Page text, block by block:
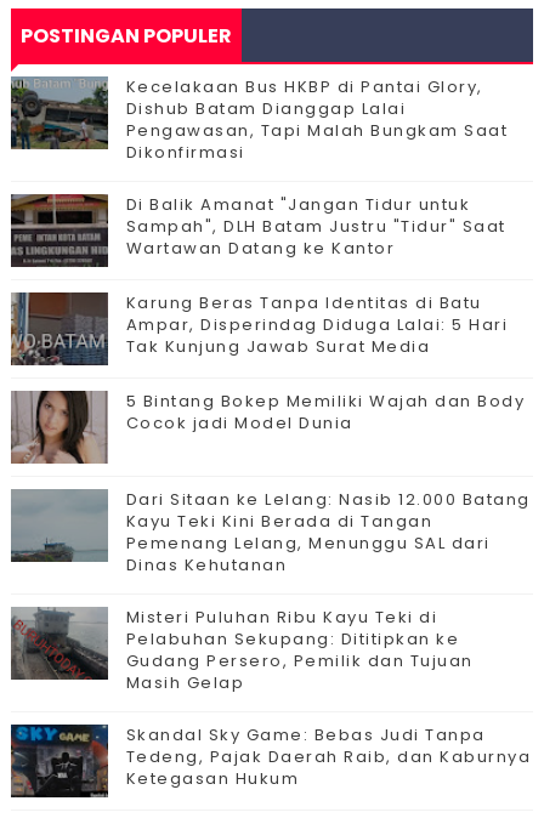
POSTINGAN POPULER
Kecelakaan Bus HKBP di Pantai Glory,
Dishub Batam Dianggap Lalai
Pengawasan, Tapi Malah Bungkam Saat
Dikonfirmasi
Di Balik Amanat "Jangan Tidur untuk
Sampah", DLH Batam Justru "Tidur" Saat
Wartawan Datang ke Kantor
Karung Beras Tanpa Identitas di Batu
Ampar, Disperindag Diduga Lalai: 5 Hari
Tak Kunjung Jawab Surat Media
5 Bintang Bokep Memiliki Wajah dan Body
Cocok jadi Model Dunia
Dari Sitaan ke Lelang: Nasib 12.000 Batang
Kayu Teki Kini Berada di Tangan
Pemenang Lelang, Menunggu SAL dari
Dinas Kehutanan
Misteri Puluhan Ribu Kayu Teki di
Pelabuhan Sekupang: Dititipkan ke
Gudang Persero, Pemilik dan Tujuan
Masih Gelap
Skandal Sky Game: Bebas Judi Tanpa
Tedeng, Pajak Daerah Raib, dan Kaburnya
Ketegasan Hukum